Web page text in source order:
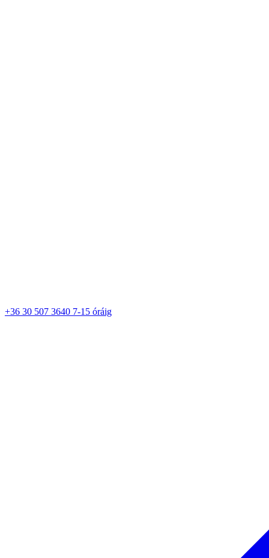
+36 30 507 3640 7-15 óráig